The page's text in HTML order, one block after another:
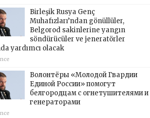
Birleşik Rusya Genç
Muhafızları’ndan gönüllüler,
Belgorod sakinlerine yangın
söndürücüler ve jeneratörler
yardımcı olacak
Волонтёры «Молодой Гвардии
Единой России» помогут
белгородцам с огнетушителями и
генераторами